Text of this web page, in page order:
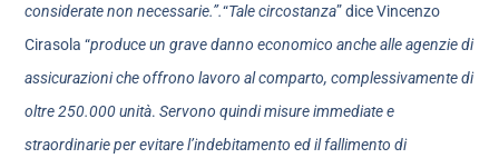
considerate non necessarie.”.“Tale circostanza” dice Vincenzo
Cirasola “produce un grave danno economico anche alle agenzie di
assicurazioni che offrono lavoro al comparto, complessivamente di
oltre 250.000 unità.Servono quindi misure immediate e
straordinarie per evitare l’indebitamento ed il fallimento di